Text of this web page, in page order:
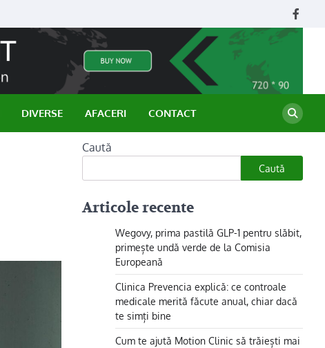
DIVERSE AFACERI CONTACT
Caută
Caută
Articole recente
Wegovy, prima pastilă GLP-1 pentru slăbit,
primește undă verde de la Comisia
Europeană
Clinica Prevencia explică: ce controale
medicale merită făcute anual, chiar dacă
te simți bine
Cum te ajută Motion Clinic să trăiești mai